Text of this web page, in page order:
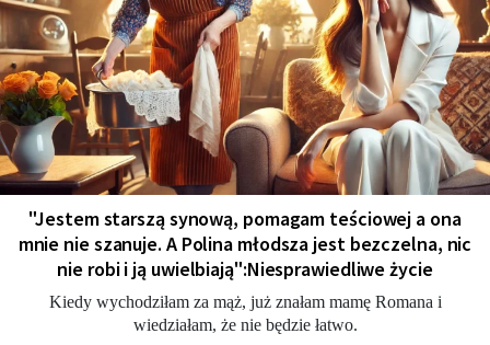
"Jestem starszą synową, pomagam teściowej a ona
mnie nie szanuje. A Polina młodsza jest bezczelna, nic
nie robi i ją uwielbiają":Niesprawiedliwe życie
Kiedy wychodziłam za mąż, już znałam mamę Romana i
wiedziałam, że nie będzie łatwo.